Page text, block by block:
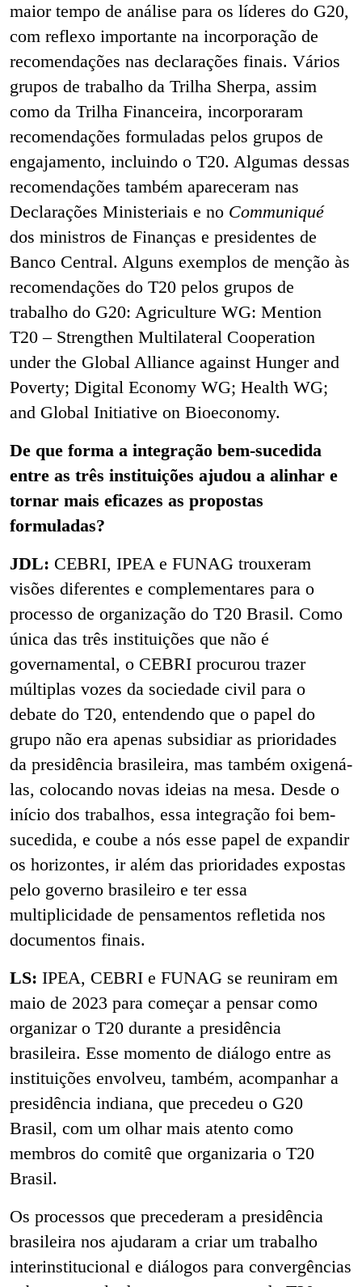
maior tempo de análise para os líderes do G20,
com reflexo importante na incorporação de
recomendações nas declarações finais. Vários
grupos de trabalho da Trilha Sherpa, assim
como da Trilha Financeira, incorporaram
recomendações formuladas pelos grupos de
engajamento, incluindo o T20. Algumas dessas
recomendações também apareceram nas
Declarações Ministeriais e no Communiqué
dos ministros de Finanças e presidentes de
Banco Central. Alguns exemplos de menção às
recomendações do T20 pelos grupos de
trabalho do G20: Agriculture WG: Mention
T20 – Strengthen Multilateral Cooperation
under the Global Alliance against Hunger and
Poverty; Digital Economy WG; Health WG;
and Global Initiative on Bioeconomy.
De que forma a integração bem-sucedida
entre as três instituições ajudou a alinhar e
tornar mais eficazes as propostas
formuladas?
JDL: CEBRI, IPEA e FUNAG trouxeram
visões diferentes e complementares para o
processo de organização do T20 Brasil. Como
única das três instituições que não é
governamental, o CEBRI procurou trazer
múltiplas vozes da sociedade civil para o
debate do T20, entendendo que o papel do
grupo não era apenas subsidiar as prioridades
da presidência brasileira, mas também oxigená-
las, colocando novas ideias na mesa. Desde o
início dos trabalhos, essa integração foi bem-
sucedida, e coube a nós esse papel de expandir
os horizontes, ir além das prioridades expostas
pelo governo brasileiro e ter essa
multiplicidade de pensamentos refletida nos
documentos finais.
LS: IPEA, CEBRI e FUNAG se reuniram em
maio de 2023 para começar a pensar como
organizar o T20 durante a presidência
brasileira. Esse momento de diálogo entre as
instituições envolveu, também, acompanhar a
presidência indiana, que precedeu o G20
Brasil, com um olhar mais atento como
membros do comitê que organizaria o T20
Brasil.
Os processos que precederam a presidência
brasileira nos ajudaram a criar um trabalho
interinstitucional e diálogos para convergências